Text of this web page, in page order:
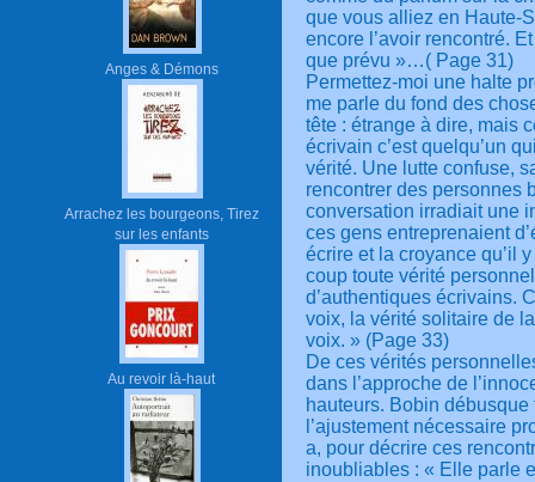
Anges & Démons
Arrachez les bourgeons, Tirez
sur les enfants
Au revoir là-haut
que vous alliez en Haute-
encore l’avoir rencontré.
que prévu »…( Page 31)
Permettez-moi une halte
me parle du fond des
tête : étrange à dire, mais
écrivain c’est quelqu’un
vérité. Une lutte confuse,
rencontrer des personnes
conversation irradiait une
ces gens entreprenaient
écrire et la croyance qu’il
coup toute vérité
d’authentiques écrivains.
voix, la vérité solitaire de
voix. » (Page 33)
De ces vérités
dans l’approche de
hauteurs. Bobin
l’ajustement nécessaire
a, pour décrire ces
inoubliables : « Elle parle